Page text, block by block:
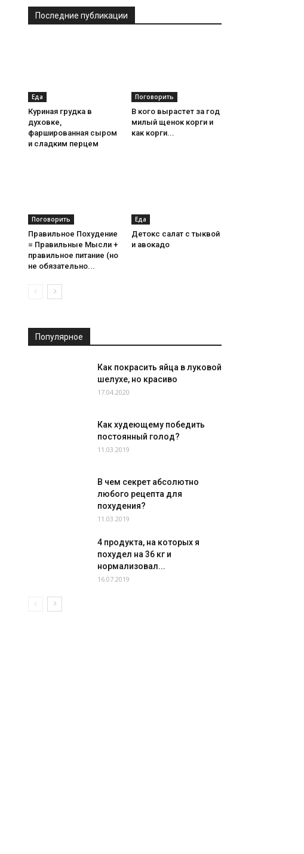
Последние публикации
Еда
Куриная грудка в
духовке,
фаршированная сыром
и сладким перцем
Поговорить
В кого вырастет за год
милый щенок корги и
как корги...
Поговорить
Правильное Похудение
= Правильные Мысли +
правильное питание (но
не обязательно...
Еда
Детокс салат с тыквой
и авокадо
Популярное
Как покрасить яйца в луковой
шелухе, но красиво
17.04.2020
Как худеющему победить
постоянный голод?
11.03.2019
В чем секрет абсолютно
любого рецепта для
похудения?
11.03.2019
4 продукта, на которых я
похудел на 36 кг и
нормализовал...
16.07.2019